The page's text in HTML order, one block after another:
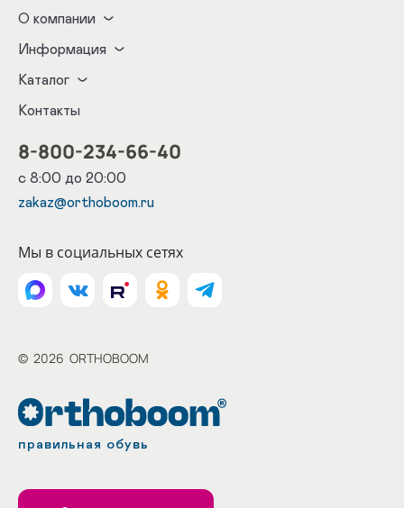
О компании
Информация
Каталог
Контакты
8-800-234-66-40
с 8:00 до 20:00
zakaz@orthoboom.ru
Мы в социальных сетях
© 2026 ORTHOBOOM
правильная обувь